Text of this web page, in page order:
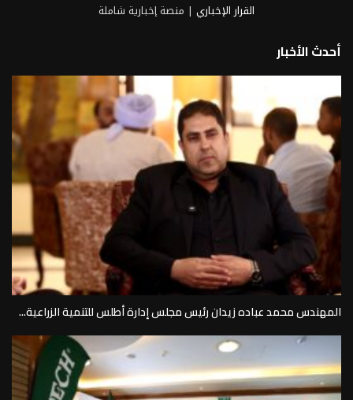
القرار الإخباري | منصة إخبارية شاملة
أحدث الأخبار
المهندس محمد عباده زيدان رئيس مجلس إدارة أطلس للتنمية الزراعية...